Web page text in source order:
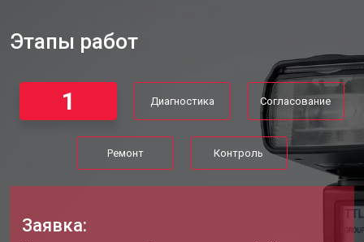
Этапы работ
1 Диагностика Согласование
Ремонт Контроль
Заявка: